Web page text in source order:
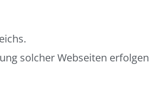
solcher Webseiten erfolgen